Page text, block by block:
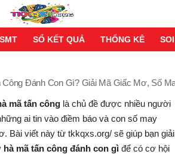
SỔ KẾT QUẢ THỐNG KÊ
Đánh Con Gì? Giải Mã Giấc Mơ, Số
mã tấn công là chủ đề được nhiều người
ai tin vào điềm báo và con số may
Bài viết này từ tkkqxs.org/ sẽ giúp bạn giải
hà mã tấn công đánh con gì để có cơ hội